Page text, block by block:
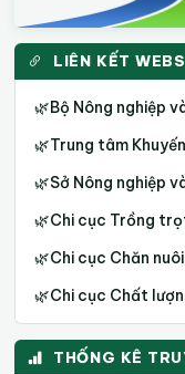
LIÊN KẾT
🌿Bộ Nông nghiệp
🌿Trung tâm
🌿Sở Nông nghiệp
🌿Chi cục Trồng
🌿Chi cục Chăn
🌿Chi cục Chất
THỐNG KÊ